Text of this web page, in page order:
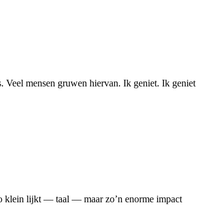
Veel mensen gruwen hiervan. Ik geniet. Ik geniet
klein lijkt — taal — maar zo’n enorme impact